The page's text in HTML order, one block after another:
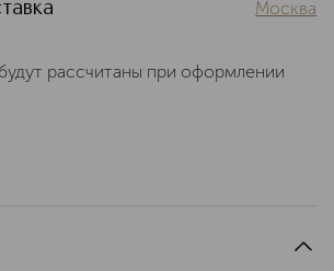
Москва
рассчитаны при оформлении